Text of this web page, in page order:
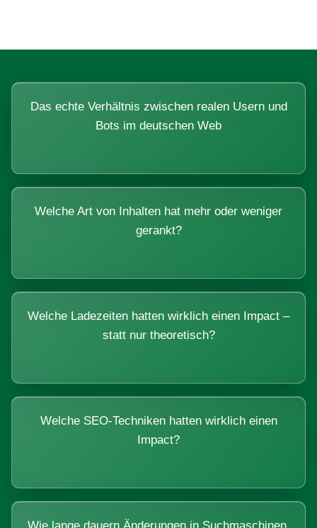
Das echte Verhältnis zwischen realen Usern und
Bots im deutschen Web
Welche Art von Inhalten hat mehr oder weniger
gerankt?
Welche Ladezeiten hatten wirklich einen Impact –
statt nur theoretisch?
Welche SEO-Techniken hatten wirklich einen
Impact?